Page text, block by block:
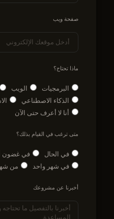
صفحة ويب
ماذا تحتاج؟
البرمجيات الويب
الذكاء الاصطناعي
أنا لا أعرف حتى الآن
متى ترغب في القيام بذلك؟
في الحال
في غضون
في شهر واحد
من
أخبرنا عن مشروعك